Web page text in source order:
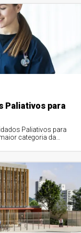
Paliativos para
Paliativos para
categoria da